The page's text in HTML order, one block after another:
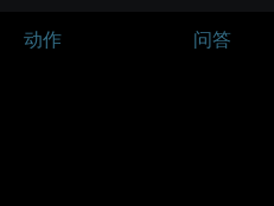
动作 问答